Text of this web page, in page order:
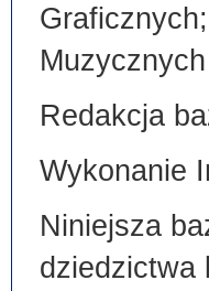
Muzycznych
Redakcja
Wykonanie
Niniejsza
dziedzictwa